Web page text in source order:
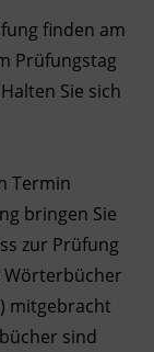
finden am
Prüfungstag
Sie sich
Termin
bringen Sie
zur Prüfung
Wörterbücher
mitgebracht
sind